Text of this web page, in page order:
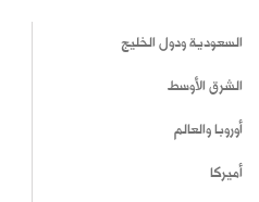
السعودية ودول الخليج
الشرق الأوسط
أوروبا والعالم
أميركا